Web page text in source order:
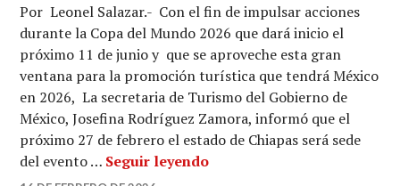
Por Leonel Salazar.- Con el fin de impulsar acciones
durante la Copa del Mundo 2026 que dará inicio el
próximo 11 de junio y que se aproveche esta gran
ventana para la promoción turística que tendrá México
en 2026, La secretaria de Turismo del Gobierno de
México, Josefina Rodríguez Zamora, informó que el
próximo 27 de febrero el estado de Chiapas será sede
del evento … Seguir leyendoRécord Guinness en